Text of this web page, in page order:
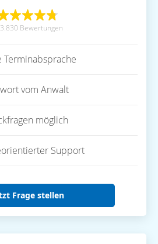
Bewertungen
Terminabsprache
vom Anwalt
möglich
Support
Frage stellen